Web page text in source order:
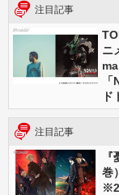
注目記事
ニ
注目記事
巻